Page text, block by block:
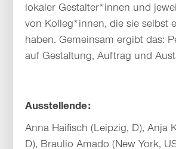
lokaler Gestalter*innen und
von Kolleg*innen, die sie selbst
haben. Gemeinsam ergibt das:
auf Gestaltung, Auftrag und
Ausstellende:
Anna Haifisch (Leipzig, D), Anja
D), Braulio Amado (New York,